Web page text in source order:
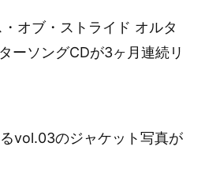
オブ・ストライド オルタ
ーソングCDが3ヶ月連続リ
vol.03のジャケット写真が